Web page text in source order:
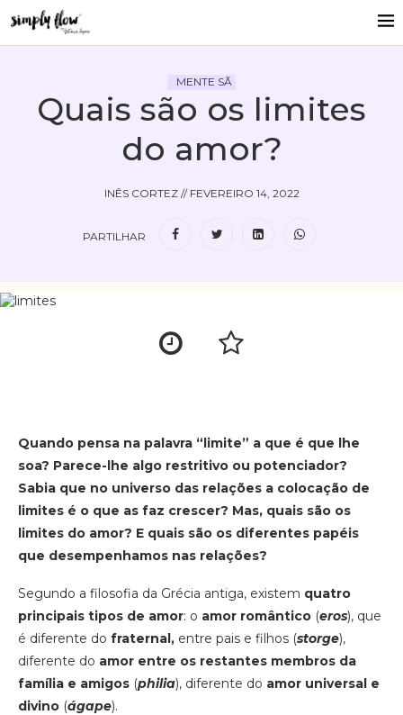
MENTE SÃ
Quais são os limites
do amor?
INÊS CORTEZ// FEVEREIRO 14, 2022
PARTILHAR
Quando pensa na palavra “limite” a que é que lhe
soa? Parece-lhe algo restritivo ou potenciador?
Sabia que no universo das relações a colocação de
limites é o que as faz crescer? Mas, quais são os
limites do amor? E quais são os diferentes papéis
que desempenhamos nas relações?
Segundo a filosofia da Grécia antiga, existem quatro
principais tipos de amor: o amor romântico (eros), que
é diferente do fraternal, entre pais e filhos (storge),
diferente do amor entre os restantes membros da
família e amigos (philia), diferente do amor universal e
divino (ágape).